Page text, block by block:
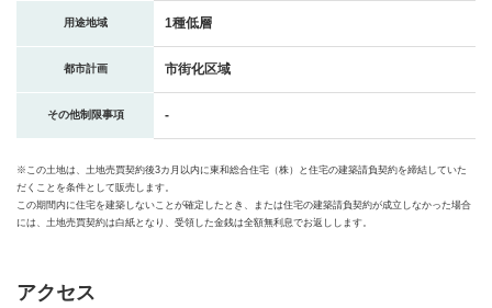
用途地域 1種低層
都市計画 市街化区域
その他制限事項 -
※この土地は、土地売買契約後3カ月以内に東和総合住宅（株）と住宅の建築請負契約を締結していた
だくことを条件として販売します。
この期間内に住宅を建築しないことが確定したとき、または住宅の建築請負契約が成立しなかった場合
には、土地売買契約は白紙となり、受領した金銭は全額無利息でお返しします。
アクセス